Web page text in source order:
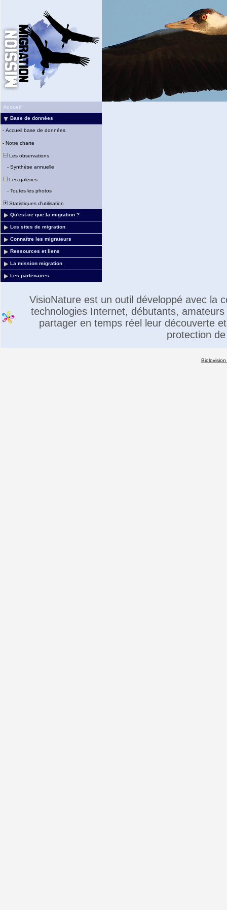
Accueil
Base de données
- Accueil base de données
- Notre charte
Les observations
- Synthèse annuelle
Les galeries
- Toutes les photos
Statistiques d'utilisation
Qu'est-ce que la migration ?
Les sites de migration
Connaître les migrateurs
Ressources et liens
La mission migration
Les partenaires
VisioNature est un outil développé avec la
technologies Internet, débutants,
partager en temps réel leur découverte
protection
Biolovision